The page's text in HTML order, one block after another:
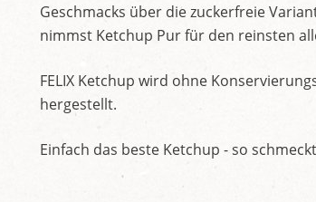
Geschmacks über die zuckerfreie
nimmst Ketchup Pur für den reinsten
FELIX Ketchup wird ohne
hergestellt.
Einfach das beste Ketchup - so